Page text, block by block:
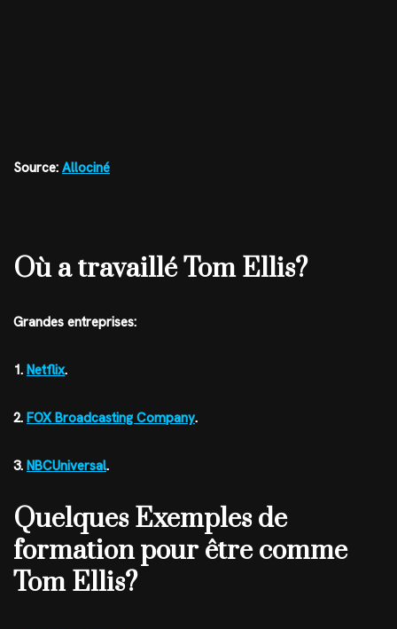
Source: Allociné
Où a travaillé Tom Ellis?
Grandes entreprises:
1. Netflix.
2. FOX Broadcasting Company.
3. NBCUniversal.
Quelques Exemples de
formation pour être comme
Tom Ellis?